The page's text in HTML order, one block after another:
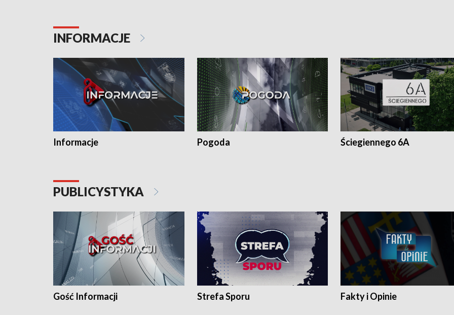
INFORMACJE
Informacje Pogoda Ściegiennego 6A
PUBLICYSTYKA
Gość Informacji Strefa Sporu Fakty i Opinie